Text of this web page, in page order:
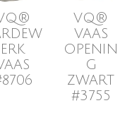
ERK
VQ®
VAAS
OPENIN
G
ZWART
#3755